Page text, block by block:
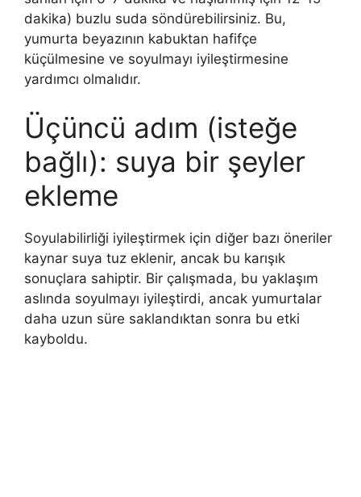
dakika) buzlu suda söndürebilirsiniz. Bu,
yumurta beyazının kabuktan hafifçe
küçülmesine ve soyulmayı iyileştirmesine
yardımcı olmalıdır.
Üçüncü adım (isteğe
bağlı): suya bir şeyler
ekleme
Soyulabilirliği iyileştirmek için diğer bazı öneriler
kaynar suya tuz eklenir, ancak bu karışık
sonuçlara sahiptir. Bir çalışmada, bu yaklaşım
aslında soyulmayı iyileştirdi, ancak yumurtalar
daha uzun süre saklandıktan sonra bu etki
kayboldu.